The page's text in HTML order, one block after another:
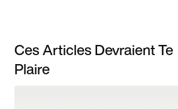
Ces Articles Devraient Te
Plaire